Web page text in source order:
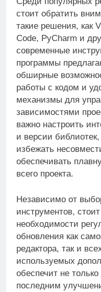
стоит обратить
такие решения, как
Code, PyCharm и
современные
программы
обширные
работы с кодом и
механизмы для
зависимостями
важно настроить
и версии
избежать
обеспечивать
всего проекта.
Независимо от
инструментов,
необходимости
обновления как
редактора, так и
используемых
обеспечит не только
последним